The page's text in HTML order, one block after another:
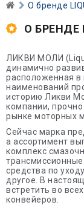
О бренде
О БРЕНДЕ
ЛИКВИ МОЛИ
динамично
расположенная
наименований
историю Ликви
компании,
рынке моторных
Сейчас марка
а ассортимент
комплекс
средства по
другое. В
встретить во
конвейеров.